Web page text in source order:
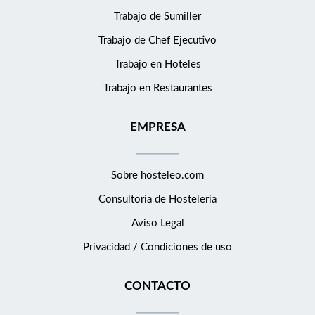
servicio. - Recibir a los clientes y atender sus peticiones
cocina. - Asesorar e informar a los clientes sobre la carta y
resolver las posibles dudas que puedan tener sobre la oferta
cliente y de entregar el cambio y el recibo correspondiente.
Trabajo de Sumiller
Trabajo de Chef Ejecutivo
Trabajo en Hoteles
Trabajo en Restaurantes
EMPRESA
Sobre hosteleo.com
Consultoría de Hostelería
Aviso Legal
Privacidad / Condiciones de uso
CONTACTO